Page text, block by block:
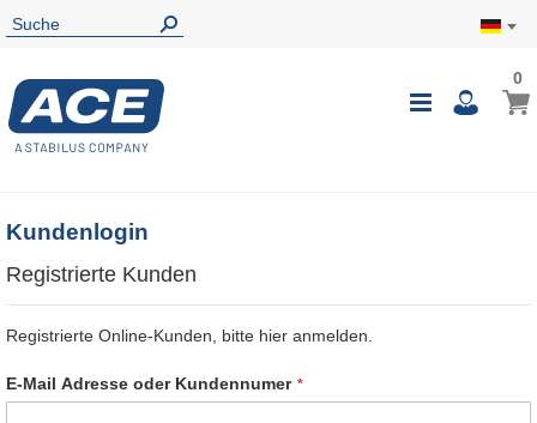
00
Kundenlogin
Registrierte Kunden
Registrierte Online-Kunden, bitte hier anmelden.
E-Mail Adresse oder Kundennumer